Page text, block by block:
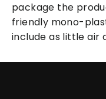
package the
friendly mono-
include as little air